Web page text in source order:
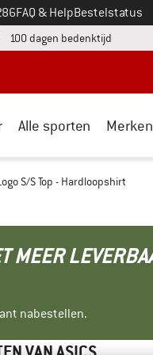
FAQ & HelpBestelstatus
in een infovak
100 dagen bedenktijd Vind
Alle sporten Merken
S/S Top - Hardloopshirt
MEER
nabestellen.